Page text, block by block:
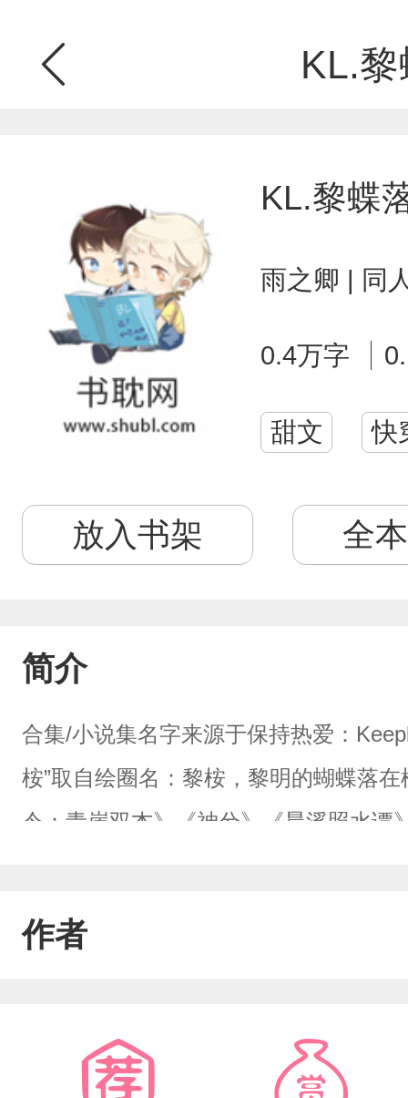
KL.
KL.黎蝶
雨之卿 | 同
0.4万字
甜文 快
放入书架 全
简介
合集/小说集名字来源于保持热爱：
桉”取自绘圈名：黎桉，黎明的蝴蝶落
令：青崖双杰》《神兮》《晨溪照水
作者